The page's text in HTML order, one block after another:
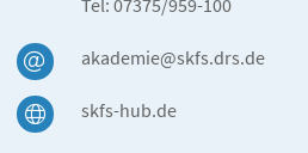
akademie@skfs.drs.de
skfs-hub.de